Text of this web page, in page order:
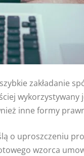
zakładanie
wykorzystywany
inne formy
o uproszczeniu
wzorca